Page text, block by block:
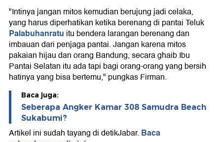
"Intinya jangan mitos kemudian berujung jadi celaka,
yang harus diperhatikan ketika berenang di pantai Teluk
Palabuhanratu itu bendera larangan berenang dan
imbauan dari penjaga pantai. Jangan karena mitos
pakaian hijau dan orang Bandung, secara ghaib Ibu
Pantai Selatan itu ada tapi bagi orang-orang yang bersih
hatinya yang bisa bertemu," pungkas Firman.
Baca juga:
Seberapa Angker Kamar 308 Samudra Beach
Sukabumi?
Artikel ini sudah tayang di detikJabar. Baca